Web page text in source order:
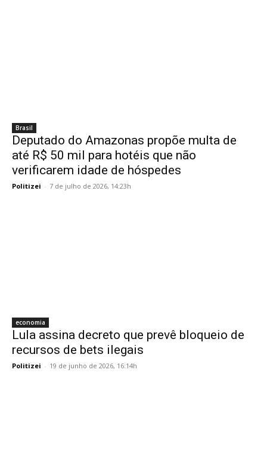
Brasil
Deputado do Amazonas propõe multa de
até R$ 50 mil para hotéis que não
verificarem idade de hóspedes
Politizei - 7 de julho de 2026, 14:23h
economia
Lula assina decreto que prevê bloqueio de
recursos de bets ilegais
Politizei - 19 de junho de 2026, 16:14h